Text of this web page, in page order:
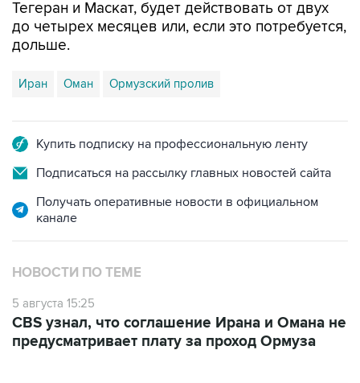
Тегеран и Маскат, будет действовать от двух
до четырех месяцев или, если это потребуется,
дольше.
Иран Оман Ормузский пролив
Купить подписку на профессиональную ленту
Подписаться на рассылку главных новостей сайта
Получать оперативные новости в официальном
канале
НОВОСТИ ПО ТЕМЕ
5 августа 15:25
CBS узнал, что соглашение Ирана и Омана не
предусматривает плату за проход Ормуза